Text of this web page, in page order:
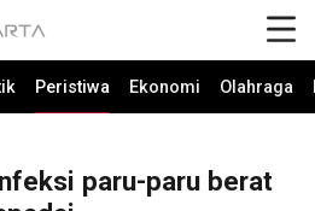
Peristiwa Ekonomi Olahraga
paru-paru berat